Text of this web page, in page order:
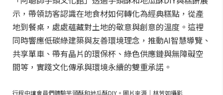
示，帶領訪客認識在地食材如何轉化為經典糕點，從產
地到餐桌，處處蘊藏對土地的敬意與創意的溫度。這裡
同時響應低碳綠建築與友善環境理念，推動AI智慧導覽、
共享單車、帶有晶片的環保杯、綠色供應鏈與無障礙空
間等，實踐文化傳承與環境永續的雙重承諾。
行程中讓會員們體驗芋頭酥和地瓜酥DIY。圖片來源｜林芳如攝影